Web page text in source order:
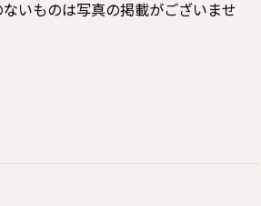
いものは写真の掲載がございませ